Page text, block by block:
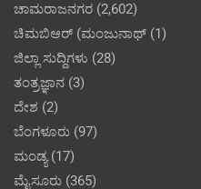
ಚಾಮರಾಜನಗರ (2,602)
ಚಿಮಬಿಆರ್ (ಮಂಜುನಾಥ್ (1)
ಜಿಲ್ಲಾ ಸುದ್ದಿಗಳು (28)
ತಂತ್ರಜ್ಞಾನ (3)
ದೇಶ (2)
ಬೆಂಗಳೂರು (97)
ಮಂಡ್ಯ(17)
ಮೈಸೂರು (365)